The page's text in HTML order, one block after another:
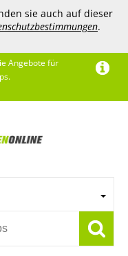
sie auch auf dieser
.
Angebote für